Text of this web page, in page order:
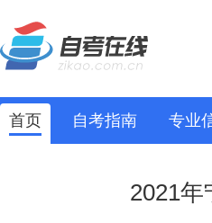
首页 自考指南 专业
2021